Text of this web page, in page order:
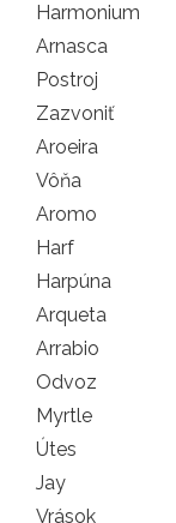
Harmonium
Arnasca
Postroj
Zazvoniť
Aroeira
Vôňa
Aromo
Harf
Harpúna
Arqueta
Arrabio
Odvoz
Myrtle
Útes
Jay
Vrások